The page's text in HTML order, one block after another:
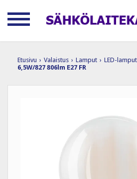
Etusivu › Valaistus › Lamput › LED-lamput
6,5W/827 806lm E27 FR